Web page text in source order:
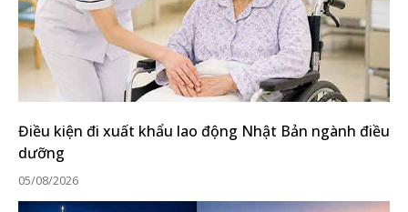
Điều kiện đi xuất khẩu lao động Nhật Bản ngành điều
dưỡng
05/08/2026